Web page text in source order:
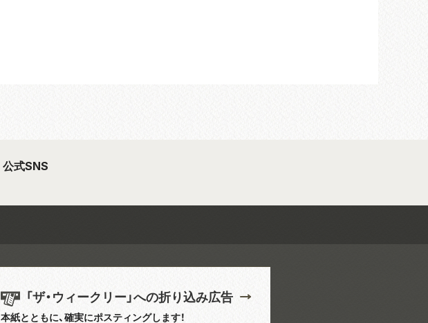
公式SNS
「ザ・ウィークリー」への折り込み広告
本紙とともに、確実にポスティングします！